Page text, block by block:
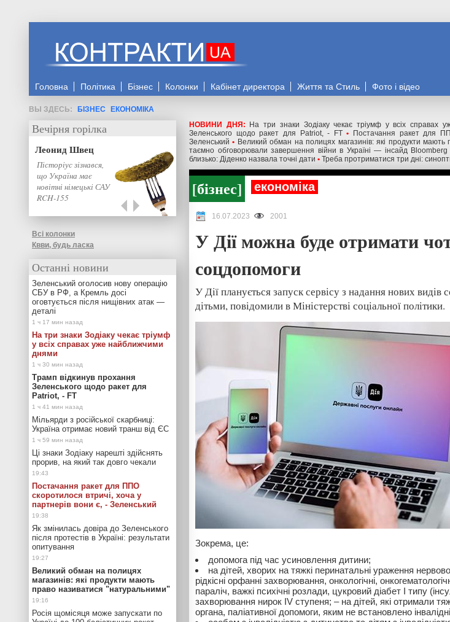
Головна Політика Бізнес Колонки Кабінет директора Життя та Стиль Фото і відео
БІЗНЕС
ЕКОНОМІКА
НОВИНИ ДНЯ:
На три знаки Зодіаку чекає тріумф у всіх справах
Зеленського щодо ракет для Patriot, - FT •
Постачання ракет для
Зеленський • Великий обман на полицях магазинів: які продукти
таємно обговорювали завершення війни в Україні — інсайд Bloomberg
близько: Діденко назвала точні дати • Треба протриматися три дні:
бізнес економіка
16.07.2023 2001
У Дії можна буде отримати
соцдопомоги
У Дії планується запуск сервісу з надання нових видів
дітьми, повідомили в Міністерстві соціальної політики.
Зокрема, це:
допомога під час усиновлення дитини;
на дітей, хворих на тяжкі перинатальні ураження
рідкісні орфанні захворювання, онкологічні,
параліч, важкі психічні розлади, цукровий діабет I типу
захворювання нирок IV ступеня; – на дітей, які отримали
органа, паліативної допомоги, яким не встановлено
Вечірня горілка
Леонид Швец
Пісторіус зізнався,
що Україна має
новітні німецькі САУ
RCH-155
Всі колонки
Квви, будь ласка
Останні новини
Зеленський оголосив нову операцію
СБУ в РФ, а Кремль досі
оговтується після нищівних атак —
деталі
На три знаки Зодіаку чекає тріумф
у всіх справах уже найближчими
днями
Трамп відкинув прохання
Зеленського щодо ракет для
Patriot, - FT
Мільярди з російської скарбниці:
Україна отримає новий транш від ЄС
Ці знаки Зодіаку нарешті здійснять
прорив, на який так довго чекали
Постачання ракет для ППО
скоротилося втричі, хоча у
партнерів вони є, - Зеленський
Як змінилась довіра до Зеленського
після протестів в Україні: результати
опитування
Великий обман на полицях
магазинів: які продукти мають
право називатися "натуральними"
Росія щомісяця може запускати по